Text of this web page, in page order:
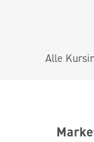
Alle